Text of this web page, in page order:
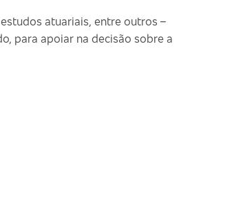
atuariais, entre outros –
para apoiar na decisão sobre a